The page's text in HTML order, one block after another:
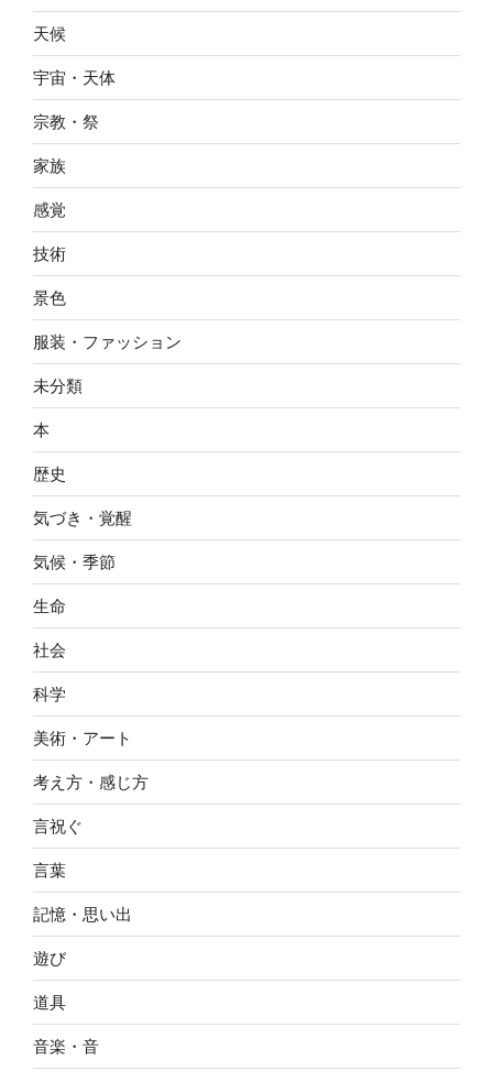
天候
宇宙・天体
宗教・祭
家族
感覚
技術
景色
服装・ファッション
未分類
本
歴史
気づき・覚醒
気候・季節
生命
社会
科学
美術・アート
考え方・感じ方
言祝ぐ
言葉
記憶・思い出
遊び
道具
音楽・音